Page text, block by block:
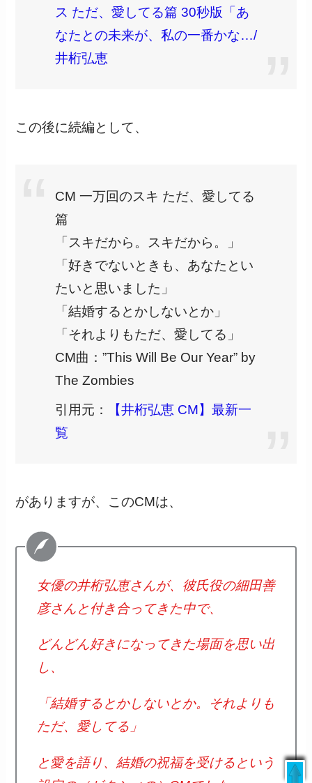
ス ただ、愛してる篇 30秒版「あ
なたとの未来が、私の一番かな…/
井桁弘恵
この後に続編として、
CM 一万回のスキ ただ、愛してる
篇
「スキだから。スキだから。」
「好きでないときも、あなたとい
たいと思いました」
「結婚するとかしないとか」
「それよりもただ、愛してる」
CM曲：”This Will Be Our Year” by
The Zombies
引用元：
【井桁弘恵 CM】最新一
覧
がありますが、このCMは、
女優の井桁弘恵さんが、彼氏役の細田善
彦さんと付き合ってきた中で、
どんどん好きになってきた場面を思い出
し、
「結婚するとかしないとか。それよりも
ただ、愛してる」
と愛を語り、結婚の祝福を受けるという
livedoor/
日本テレビ
ウェザーニュース